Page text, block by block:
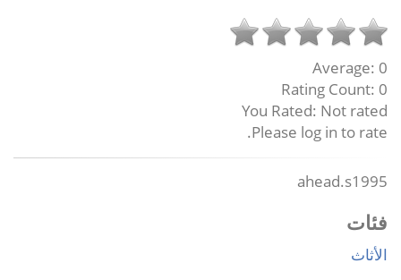
Average: 0
Rating Count: 0
You Rated: Not rated
Please log in to rate.
ahead.s1995
فئات
الأثاث